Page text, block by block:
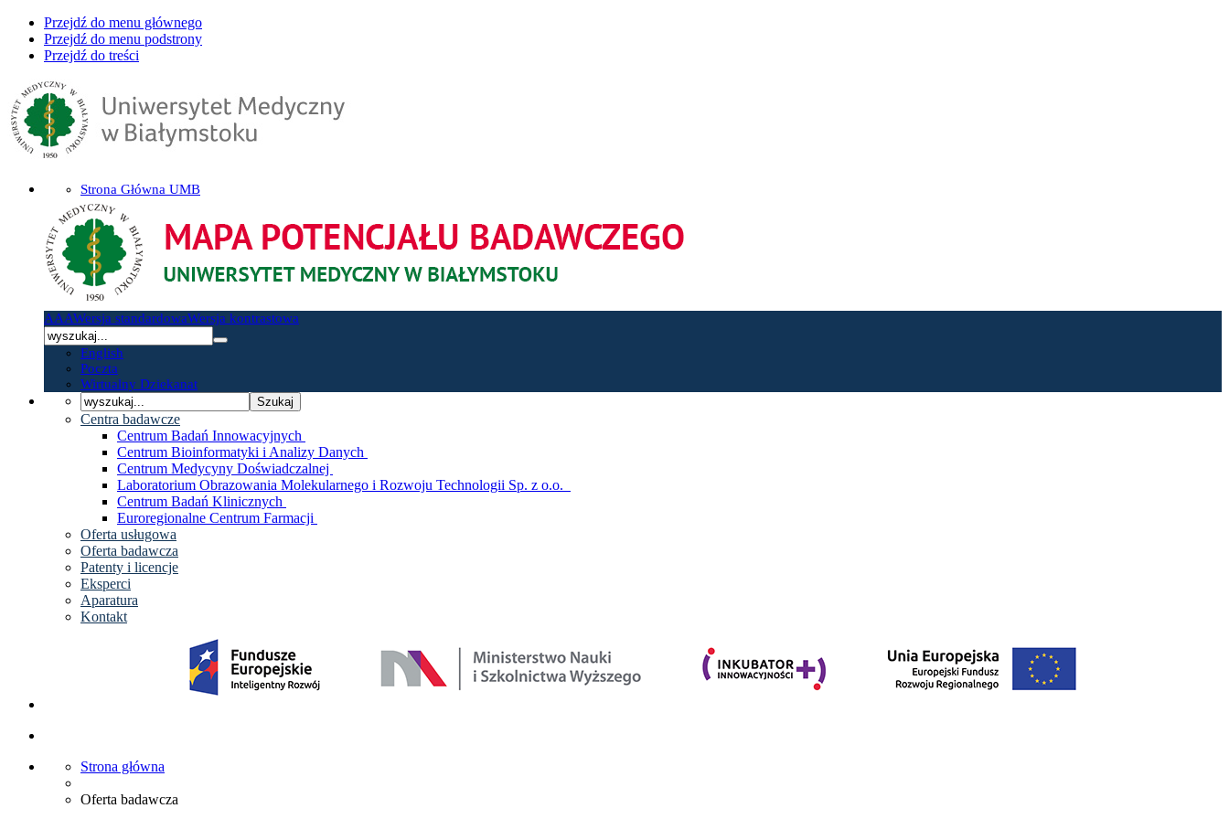
Przejdź do menu głównego
Przejdź do menu podstrony
Przejdź do treści
Strona Główna UMB
AAAWersja standardowaWersja kontrastowa
English
Poczta
Wirtualny Dziekanat
Szukaj
Centra badawcze
Centrum Badań Innowacyjnych
Centrum Bioinformatyki i Analizy Danych
Centrum Medycyny Doświadczalnej
Laboratorium Obrazowania Molekularnego i Rozwoju Technologii Sp. z o.o.
Centrum Badań Klinicznych
Euroregionalne Centrum Farmacji
Oferta usługowa
Oferta badawcza
Patenty i licencje
Eksperci
Aparatura
Kontakt
Strona główna
Oferta badawcza